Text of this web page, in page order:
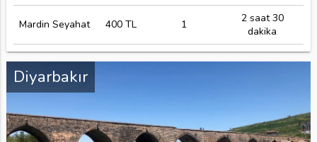
Mardin Seyahat 400 TL 1
2 saat 30
dakika
Diyarbakır